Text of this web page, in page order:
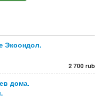
Экоондол.
2 700 rub
дома.